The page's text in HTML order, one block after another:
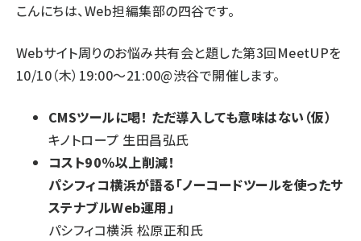
こんにちは、Web担編集部の四谷です。
Webサイト周りのお悩み共有会と題した第3回MeetUPを
10/10（木）19:00～21:00@渋谷で開催します。
CMSツールに喝！ ただ導入しても意味はない（仮）
キノトロープ 生田昌弘氏
コスト90％以上削減！
パシフィコ横浜が語る「ノーコードツールを使ったサ
ステナブルWeb運用」
パシフィコ横浜 松原正和氏